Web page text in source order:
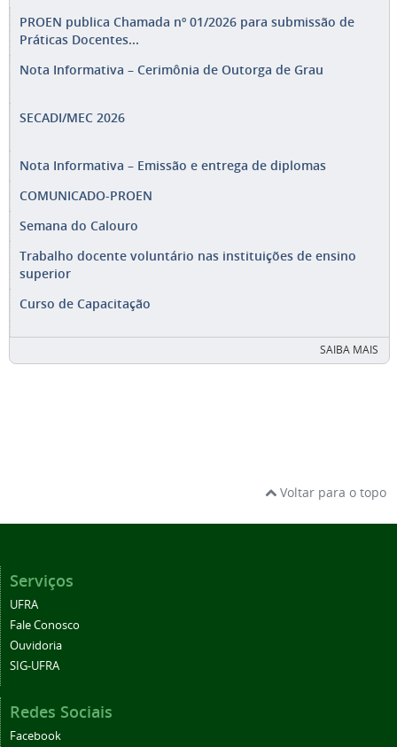
PROEN publica Chamada nº 01/2026 para submissão de
Práticas Docentes...
Nota Informativa – Cerimônia de Outorga de Grau
SECADI/MEC 2026
Nota Informativa – Emissão e entrega de diplomas
COMUNICADO-PROEN
Semana do Calouro
Trabalho docente voluntário nas instituições de ensino
superior
Curso de Capacitação
SAIBA MAIS
Voltar para o topo
Serviços
UFRA
Fale Conosco
Ouvidoria
SIG-UFRA
Redes Sociais
Facebook